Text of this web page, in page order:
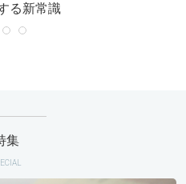
る新常識
集